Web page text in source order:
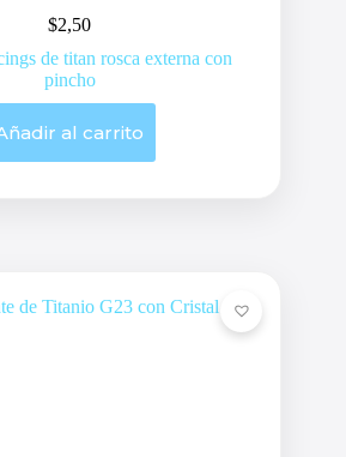
$2,50
de titan rosca externa con
pincho
al carrito